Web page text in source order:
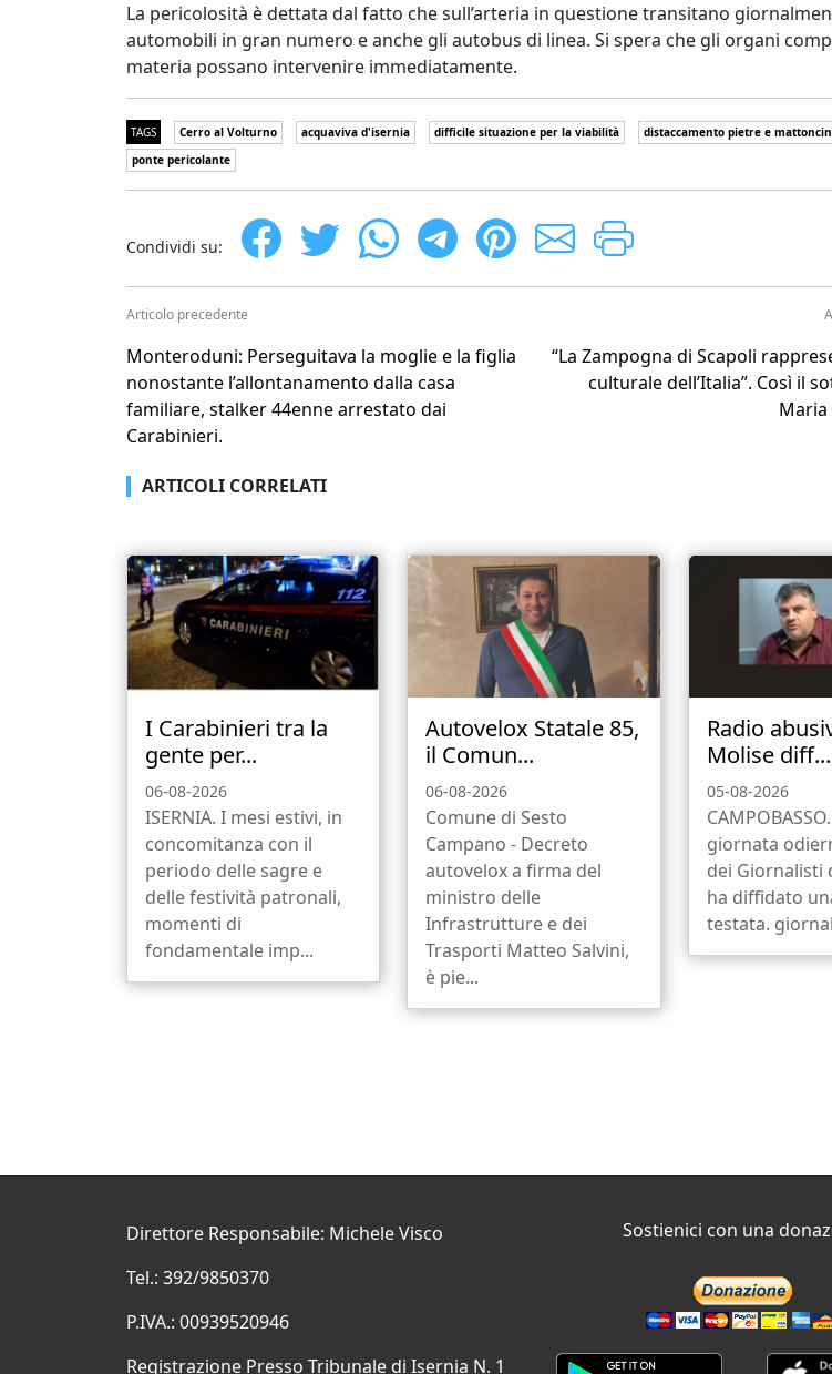
La pericolosità è dettata dal fatto che sull’arteria in questione transitano
automobili in gran numero e anche gli autobus di linea. Si spera che gli organi
materia possano intervenire immediatamente.
TAGS Cerro al Volturno acquaviva d'isernia difficile situazione per la viabilità
distaccamento pietre e
ponte pericolante
Condividi su:
Articolo precedente
Monteroduni: Perseguitava la moglie e la figlia
nonostante l’allontanamento dalla casa
familiare, stalker 44enne arrestato dai
Carabinieri.
“La Zampogna di Scapoli
culturale dell’Italia”. Così il
Maria
ARTICOLI CORRELATI
I Carabinieri tra la
gente per...
06-08-2026
ISERNIA. I mesi estivi, in
concomitanza con il
periodo delle sagre e
delle festività patronali,
momenti di
fondamentale imp...
Autovelox Statale 85,
il Comun...
06-08-2026
Comune di Sesto
Campano - Decreto
autovelox a firma del
ministro delle
Infrastrutture e dei
Trasporti Matteo Salvini,
è pie...
Radio
Molise diff...
05-08-2026
giornata
dei Giornalisti
ha diffidato
testata.
Direttore Responsabile: Michele Visco
Tel.: 392/9850370
P.IVA.: 00939520946
Registrazione Presso Tribunale di Isernia N. 1
Sostienici con una